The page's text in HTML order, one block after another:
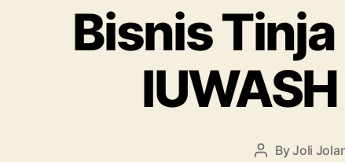
Bisnis
Post
ByJoli